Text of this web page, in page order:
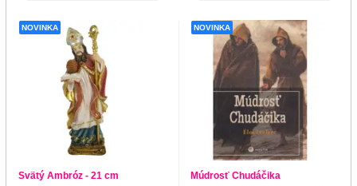
NOVINKA
Svätý Ambróz - 21 cm
NOVINKA
Múdrosť Chudáčika